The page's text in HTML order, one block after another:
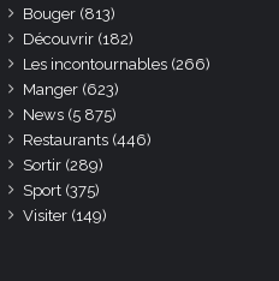
Bouger (813)
Découvrir (182)
Les incontournables (266)
Manger (623)
News (5 875)
Restaurants (446)
Sortir (289)
Sport (375)
Visiter (149)